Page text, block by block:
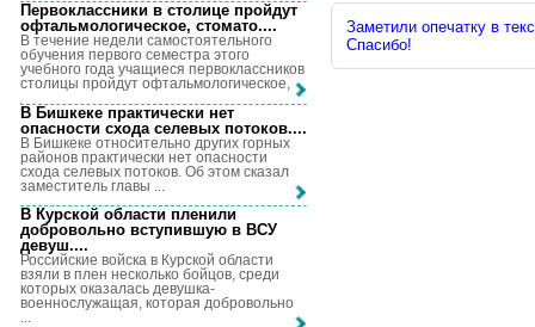
Заметили опечатку в
Спасибо!
Первоклассники в столице пройдут
офтальмологическое, стомато....
В течение недели самостоятельного
обучения первого семестра этого
учебного года учащиеся первоклассников
столицы пройдут офтальмологическое, ...
В Бишкеке практически нет
опасности схода селевых потоков....
В Бишкеке относительно других горных
районов практически нет опасности
схода селевых потоков. Об этом сказал
заместитель главы ...
В Курской области пленили
добровольно вступившую в ВСУ
девуш....
Российские войска в Курской области
взяли в плен несколько бойцов, среди
которых оказалась девушка-
военнослужащая, которая добровольно
...